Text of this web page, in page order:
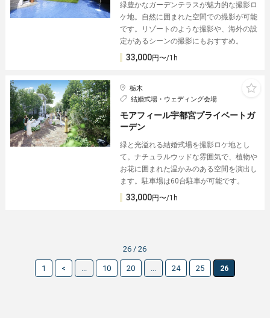
緑豊かなガーデンテラスが魅力的な撮影ロ
ケ地。自然に囲まれた空間での撮影が可能
です。リゾートのような撮影や、海外の設
定があるシーンの撮影にもおすすめ。
33,000円〜/1h
栃木
結婚式場・ウェディング会場
モアフィール宇都宮プライベートガ
ーデン
緑と光溢れる結婚式場を撮影ロケ地とし
て。ナチュラルウッドな雰囲気で、植物や
お花に囲まれた温かみのある空間を演出し
ます。駐車場は60台駐車が可能です。
33,000円〜/1h
26 / 26
1 < 10 20 24 25 26